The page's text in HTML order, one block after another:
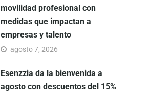
movilidad profesional con
medidas que impactan a
empresas y talento
agosto 7, 2026
Esenzzia da la bienvenida a
agosto con descuentos del 15%